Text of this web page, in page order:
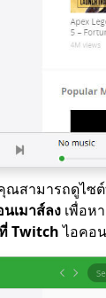
สามารถดูไซต์
นเมาส์ลง เพื่อหา
Twitchไอคอน